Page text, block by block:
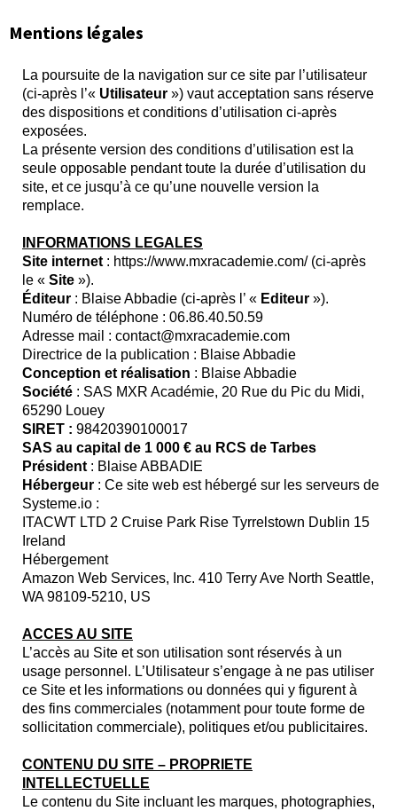
Mentions légales
La poursuite de la navigation sur ce site par l’utilisateur
(ci-après l’« Utilisateur ») vaut acceptation sans réserve
des dispositions et conditions d’utilisation ci-après
exposées.
La présente version des conditions d’utilisation est la
seule opposable pendant toute la durée d’utilisation du
site, et ce jusqu’à ce qu’une nouvelle version la
remplace.
INFORMATIONS LEGALES
Site internet : https://www.mxracademie.com/ (ci-après
le « Site »).
Éditeur : Blaise Abbadie (ci-après l’ « Editeur »).
Numéro de téléphone : 06.86.40.50.59
Adresse mail : contact@mxracademie.com
Directrice de la publication : Blaise Abbadie
Conception et réalisation : Blaise Abbadie
Société : SAS MXR Académie, 20 Rue du Pic du Midi,
65290 Louey
SIRET : 98420390100017
SAS au capital de 1 000 € au RCS de Tarbes
Président : Blaise ABBADIE
Hébergeur : Ce site web est hébergé sur les serveurs de
Systeme.io :
ITACWT LTD 2 Cruise Park Rise Tyrrelstown Dublin 15
Ireland
Hébergement
Amazon Web Services, Inc. 410 Terry Ave North Seattle,
WA 98109-5210, US
ACCES AU SITE
L’accès au Site et son utilisation sont réservés à un
usage personnel. L’Utilisateur s’engage à ne pas utiliser
ce Site et les informations ou données qui y figurent à
des fins commerciales (notamment pour toute forme de
sollicitation commerciale), politiques et/ou publicitaires.
CONTENU DU SITE – PROPRIETE
INTELLECTUELLE
Le contenu du Site incluant les marques, photographies,